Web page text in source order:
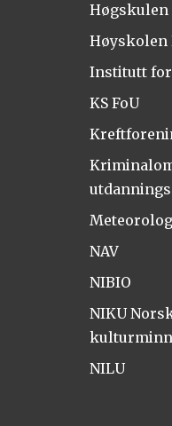
Høgskulen
Institutt
KS FoU
NAV
NIBIO
NIKU
NILU